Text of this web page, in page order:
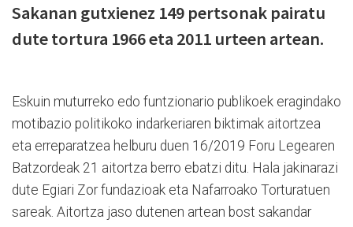
Sakanan gutxienez 149 pertsonak pairatu
dute tortura 1966 eta 2011 urteen artean.
Eskuin muturreko edo funtzionario publikoek eragindako
motibazio politikoko indarkeriaren biktimak aitortzea
eta erreparatzea helburu duen 16/2019 Foru Legearen
Batzordeak 21 aitortza berro ebatzi ditu. Hala jakinarazi
dute Egiari Zor fundazioak eta Nafarroako Torturatuen
sareak. Aitortza jaso dutenen artean bost sakandar